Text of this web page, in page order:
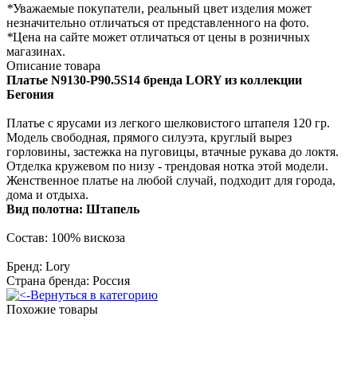
*Уважаемые покупатели, реальный цвет изделия может
незначительно отличаться от представленного на фото.
*Цена на сайте может отличаться от цены в розничных
магазинах.
Описание товара
Платье N9130-P90.5S14 бренда LORY из коллекции
Бегония
Платье с ярусами из легкого шелковистого штапеля 120 гр.
Модель свободная, прямого силуэта, круглый вырез
горловины, застежка на пуговицы, втачные рукава до локтя.
Отделка кружевом по низу - трендовая нотка этой модели.
Женственное платье на любой случай, подходит для города,
дома и отдыха.
Вид полотна: Штапель
Состав: 100% вискоза
Бренд: Lory
Страна бренда: Россия
Вернуться в категорию
Похожие товары